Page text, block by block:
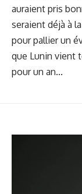
auraient pris
seraient déjà à
pour pallier un
que Lunin vient
pour un an...